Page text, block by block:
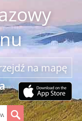
na mapę